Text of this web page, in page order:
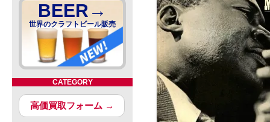
BEER→
世界のクラフトビール販売
CATEGORY
高価買取フォーム →